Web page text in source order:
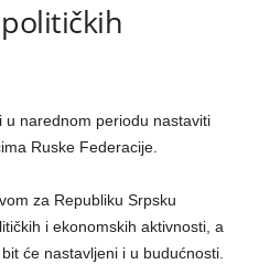
u narednom periodu nastaviti
Ruske Federacije.
za Republiku Srpsku
i ekonomskih aktivnosti, a
će nastavljeni i u budućnosti.